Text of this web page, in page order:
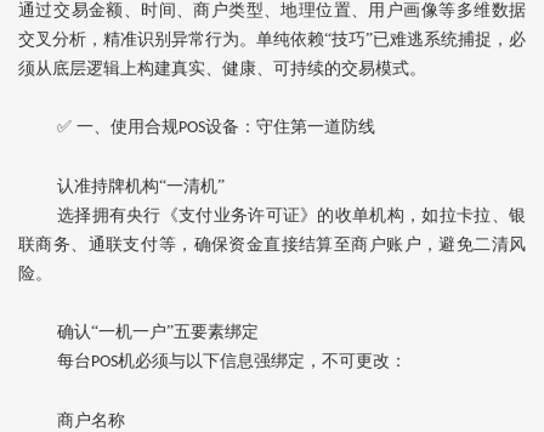
通过‌交易金额、时间、商户类型、地理位置、用户画像‌等多维数据
交叉分析，精准识别异常行为。单纯依赖“技巧”已难逃系统捕捉，必
须从底层逻辑上构建‌真实、健康、可持续‌的交易模式。
✅ 一、使用合规POS设备：守住第一道防线
认准持牌机构“一清机”‌
选择拥有央行《支付业务许可证》的收单机构，如‌拉卡拉、银
联商务、通联支付‌等，确保资金直接结算至商户账户，避免二清风
险。
确认“一机一户”五要素绑定‌
每台POS机必须与以下信息‌强绑定‌，不可更改：
商户名称